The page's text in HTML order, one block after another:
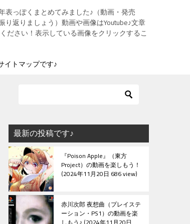
っぽくまとめてみました♪（動画・発売
返りましょう）動画や画像はYoutube♪文章
ださい！表示している画像をクリックするこ
イトマップです♪
最新の投稿です♪
『Poison Apple』（東方
Project）の動画を楽しもう！
2024年11月20日 686 view
赤川次郎 夜想曲（プレイステ
ーション・PS1）の動画を楽